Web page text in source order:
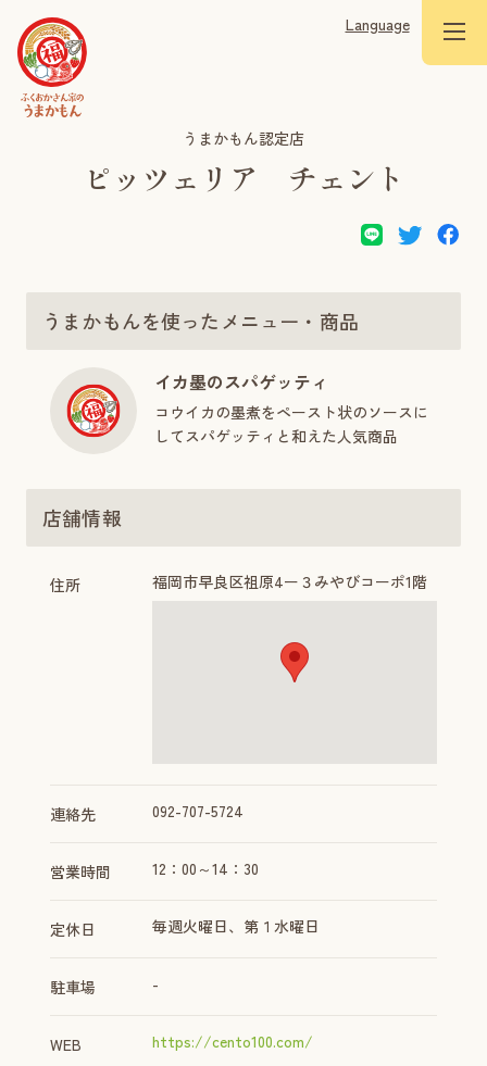
Language
うまかもん認定店
ピッツェリア チェント
うまかもんを使ったメニュー・商品
イカ墨のスパゲッティ
コウイカの墨煮をペースト状のソースに
してスパゲッティと和えた人気商品
店舗情報
住所 福岡市早良区祖原4ー３みやびコーポ1階
連絡先 092-707-5724
営業時間 12：00～14：30
定休日 毎週火曜日、第１水曜日
駐車場 -
WEB https://cento100.com/